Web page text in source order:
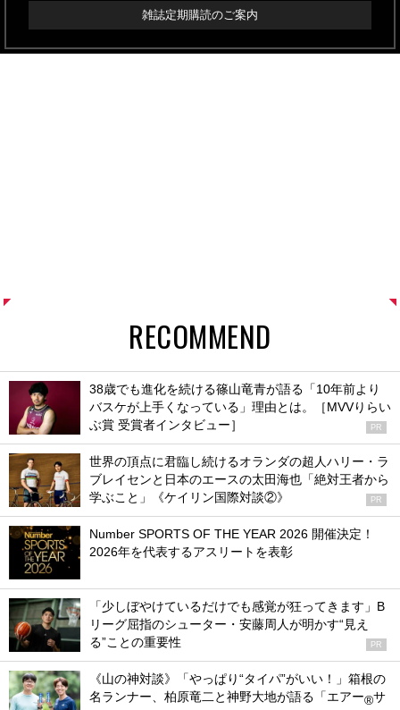
雑誌定期購読のご案内
RECOMMEND
38歳でも進化を続ける篠山竜青が語る「10年前より
バスケが上手くなっている」理由とは。［MVVりらい
ぶ賞 受賞者インタビュー］
PR
世界の頂点に君臨し続けるオランダの超人ハリー・ラ
ブレイセンと日本のエースの太田海也「絶対王者から
学ぶこと」《ケイリン国際対談②》
PR
Number SPORTS OF THE YEAR 2026 開催決定！
2026年を代表するアスリートを表彰
「少しぼやけているだけでも感覚が狂ってきます」B
リーグ屈指のシューター・安藤周人が明かす“見え
る”ことの重要性
PR
《山の神対談》「やっぱり“タイパ”がいい！」箱根の
名ランナー、柏原竜二と神野大地が語る「エアー®サ